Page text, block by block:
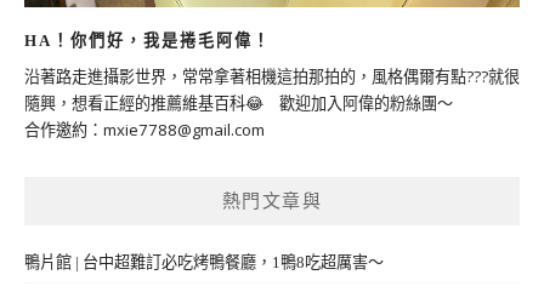
HA！你們好，我是捲毛阿偉！
沿著路走進攝影世界，常常拿著相機這拍那拍的，風格偶爾有點???就很
隨興，想看正經的推薦維基百科😂 歡迎加入阿偉的粉絲團～
合作邀約： mxie7788@gmail.com
熱門文章與
鴨片館 | 台中超難訂必吃烤鴨餐廳，1鴨8吃超厲害～